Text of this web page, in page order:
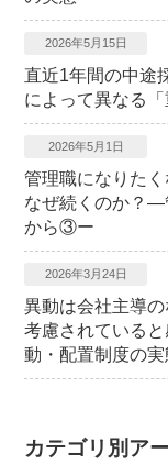
2026年5月15日
直近1年間の中途
によって異なる「
2026年5月1日
管理職になりたく
なぜ続くのか？―
から③ー
2026年3月24日
異動は会社主導
考慮されている
動・配置制度の
カテゴリ別ア